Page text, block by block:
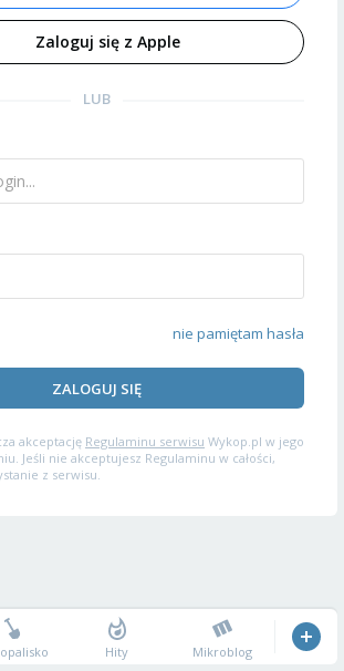
Zaloguj się z Apple
LUB
nie pamiętam hasła
ZALOGUJ SIĘ
akceptację Regulaminu serwisu Wykop.pl w jego
Jeśli nie akceptujesz Regulaminu w całości,
z serwisu.
Hity Mikroblog